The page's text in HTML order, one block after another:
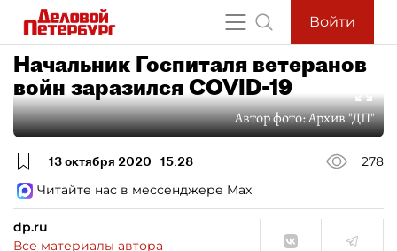
Войти
Начальник Госпиталя ветеранов
войн заразился COVID-19
Автор фото:Архив "ДП"
13 октября 2020 15:28
278
Читайте нас в мессенджере Max
dp.ru
Все материалы автора